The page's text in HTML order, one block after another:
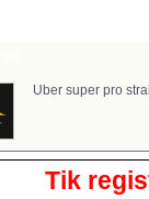
Uber super pro
Tik